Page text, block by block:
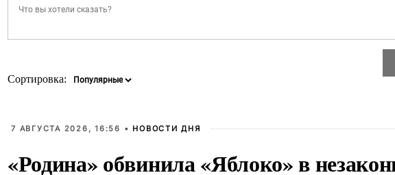
Сортировка:
7 АВГУСТА 2026, 16:56 • НОВОСТИ ДНЯ
«Родина» обвинила «Яблоко» в